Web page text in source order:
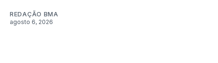
REDAÇÃO BMA
agosto 6, 2026